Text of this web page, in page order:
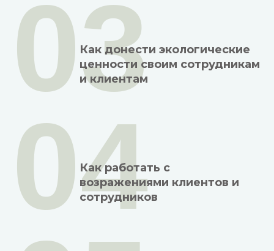
Как донести экологические
ценности своим сотрудникам
и клиентам
03
Как работать с
возражениями клиентов и
сотрудников
04